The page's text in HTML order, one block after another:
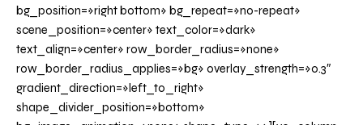
bg_position=»right bottom» bg_repeat=»no-repeat»
scene_position=»center» text_color=»dark»
text_align=»center» row_border_radius=»none»
row_border_radius_applies=»bg» overlay_strength=»0.3″
gradient_direction=»left_to_right»
shape_divider_position=»bottom»